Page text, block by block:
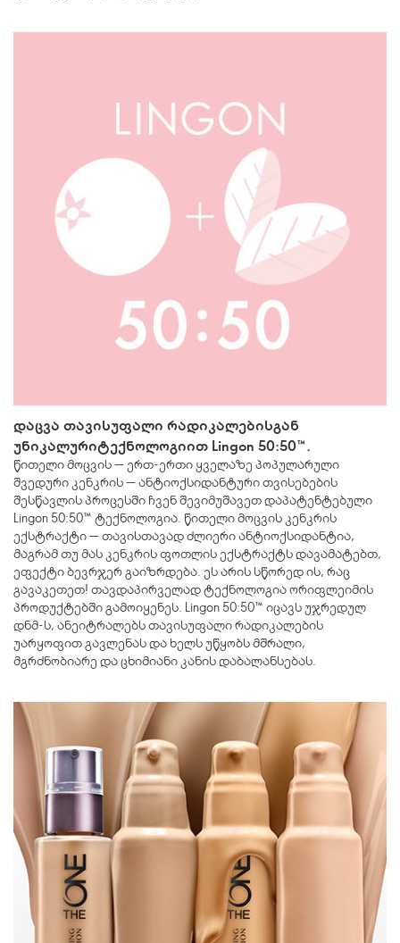
დაცვა თავისუფალი რადიკალებისგან
უნიკალურიტექნოლოგიით Lingon 50:50™.
წითელი მოცვის — ერთ-ერთი ყველაზე პოპულარული
შვედური კენკრის — ანტიოქსიდანტური თვისებების
შესწავლის პროცესში ჩვენ შევიმუშავეთ დაპატენტებული
Lingon 50:50™ ტექნოლოგია. წითელი მოცვის კენკრის
ექსტრაქტი — თავისთავად ძლიერი ანტიოქსიდანტია,
მაგრამ თუ მას კენკრის ფოთლის ექსტრაქტს დავამატებთ,
ეფექტი ბევრჯერ გაიზრდება. ეს არის სწორედ ის, რაც
გავაკეთეთ! თავდაპირველად ტექნოლოგია ორიფლეიმის
პროდუქტებში გამოიყენეს. Lingon 50:50™ იცავს უჯრედულ
დნმ-ს, ანეიტრალებს თავისუფალი რადიკალების
უარყოფით გავლენას და ხელს უწყობს მშრალი,
მგრძნობიარე და ცხიმიანი კანის დაბალანსებას.